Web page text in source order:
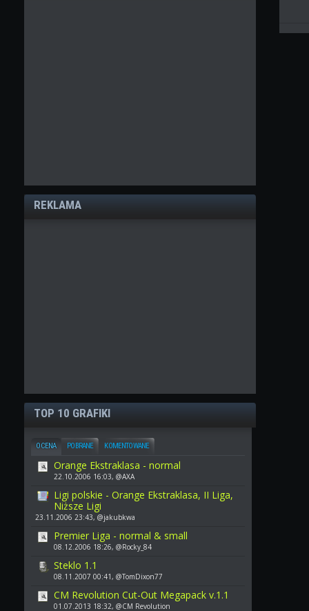
REKLAMA
TOP 10 GRAFIKI
OCENA POBRANE KOMENTOWANE
Orange Ekstraklasa - normal
22.10.2006 16:03, @AXA
Ligi polskie - Orange Ekstraklasa, II Liga,
Niższe Ligi
23.11.2006 23:43, @jakubkwa
Premier Liga - normal & small
08.12.2006 18:26, @Rocky_84
Steklo 1.1
08.11.2007 00:41, @TomDixon77
CM Revolution Cut-Out Megapack v.1.1
01.07.2013 18:32, @CM Revolution